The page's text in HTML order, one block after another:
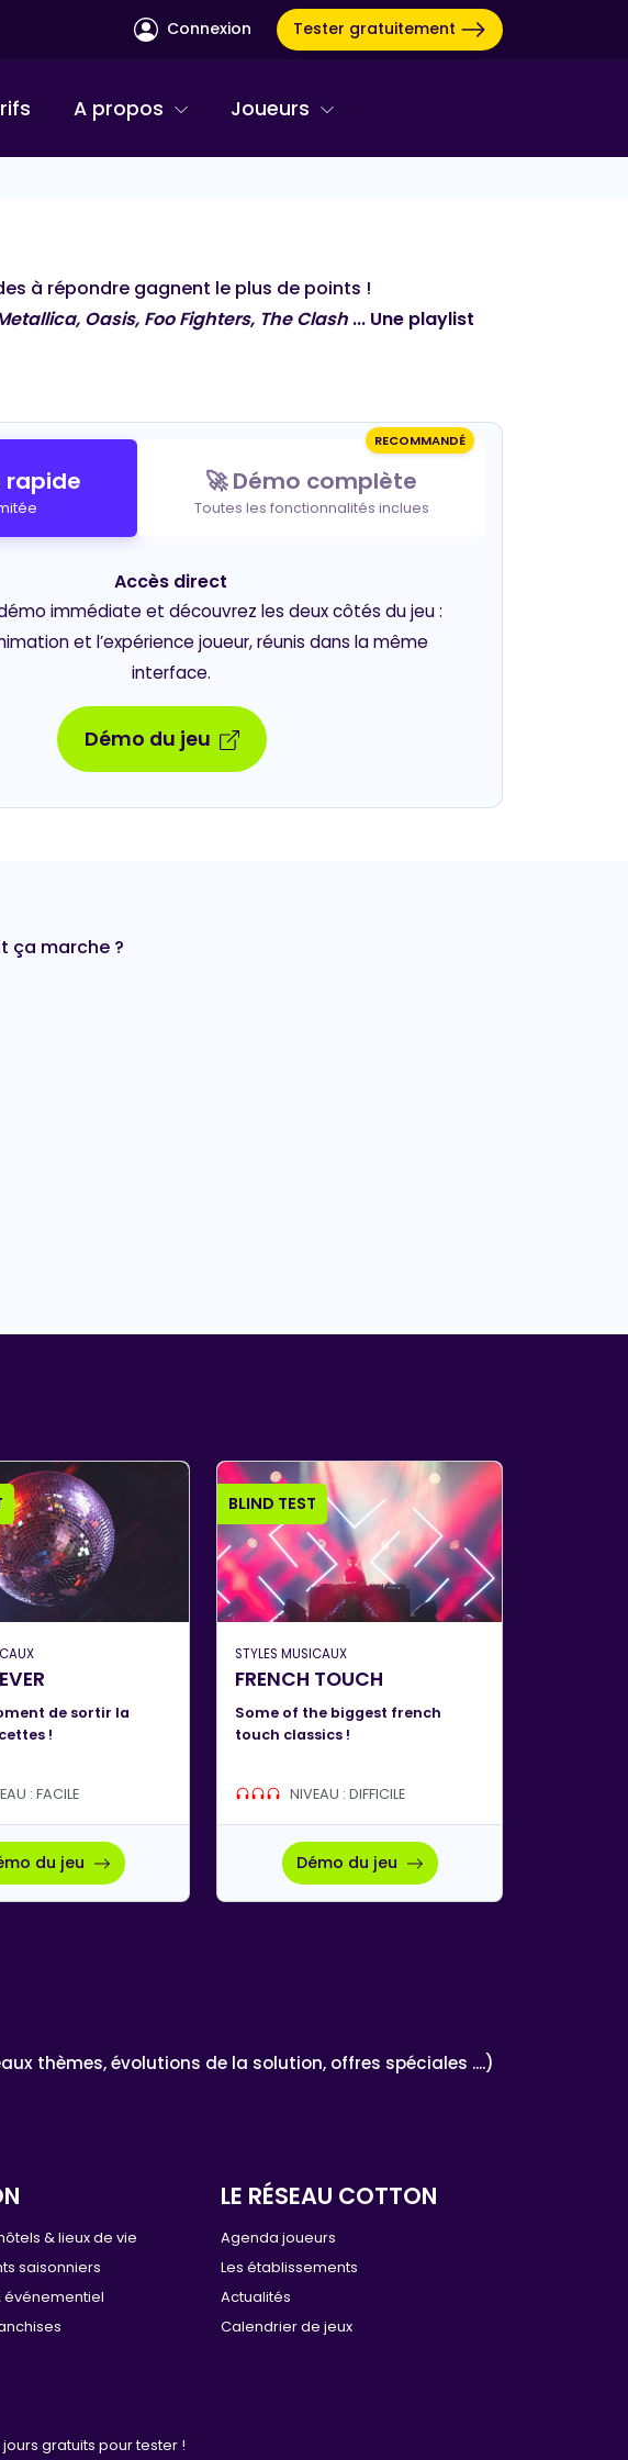
Connexion Tester gratuitement
A propos Joueurs
à répondre gagnent le plus de points !
Oasis, Foo Fighters, The Clash ... Une playlist
rapide
RECOMMANDÉ
🚀 Démo complète
Toutes les fonctionnalités inclues
Accès direct
immédiate et découvrez les deux côtés du jeu :
et l’expérience joueur, réunis dans la même
interface.
Démo du jeu
ça marche ?
de sortir la
!
: FACILE
du jeu
BLIND TEST
STYLES MUSICAUX
FRENCH TOUCH
Some of the biggest french
touch classics !
NIVEAU : DIFFICILE
Démo du jeu
thèmes, évolutions de la solution, offres spéciales ....)
& lieux de vie
saisonniers
événementiel
jours gratuits pour tester !
LE RÉSEAU COTTON
Agenda joueurs
Les établissements
Actualités
Calendrier de jeux